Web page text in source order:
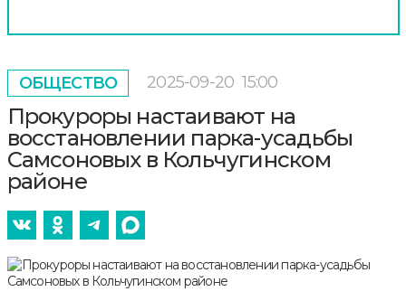
ОБЩЕСТВО 2025-09-20 15:00
Прокуроры настаивают на
восстановлении парка-усадьбы
Самсоновых в Кольчугинском
районе